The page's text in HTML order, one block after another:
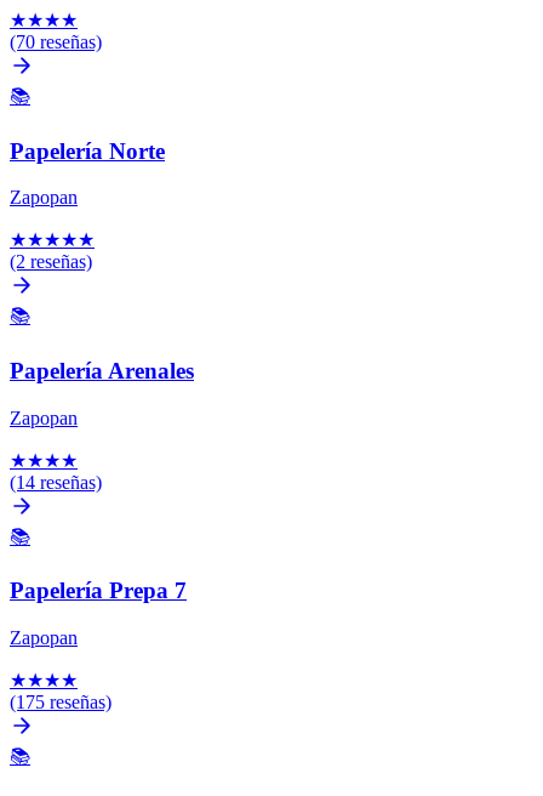
★★★★
(70 reseñas)
📚
Papelería Norte
Zapopan
★★★★★
(2 reseñas)
📚
Papelería Arenales
Zapopan
★★★★
(14 reseñas)
📚
Papelería Prepa 7
Zapopan
★★★★
(175 reseñas)
📚